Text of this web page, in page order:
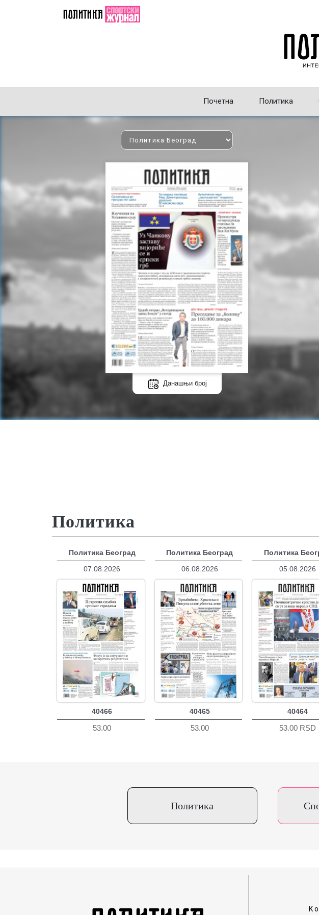
Почетна Политика
Данашњи број
Политика
Политика Београд
07.08.2026
40466
53.00
Политика Београд
06.08.2026
40465
53.00
Политика
05.08.2026
40464
53.00 RSD
Политика